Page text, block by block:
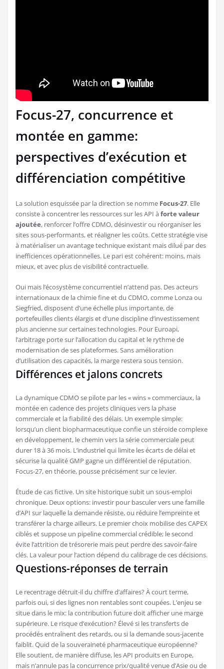
Focus-27, concurrence et
montée en gamme:
perspectives d’exécution et
différenciation compétitive
La solution esquissée par la direction se nomme Focus-27. Elle
consiste à concentrer les ressources sur les API àforte valeur
ajoutée, renforcer l’offre CDMO, désinvestir ou réorganiser les
sites sous-performants, et réaligner les coûts. Cette stratégie vise
à matérialiser un avantage technique existant mais dilué par des
inefficiences opérationnelles. Le pari est cohérent: moins, mais
mieux, et avec plus de visibilité contractuelle.
Oui mais l’écosystème concurrentiel n’attend pas. Des acteurs
internationaux de la chimie fine et du CDMO, comme Lonza ou
Siegfried, disposent d’une échelle plus importante, de
portefeuilles clients élargis et d’une discipline d’investissement
plus ancienne sur certaines technologies. Pour Euroapi,
l’arbitrage porte sur l’allocation du capital et le rythme de
modernisation de ses plateformes. Sans amélioration
d’utilisation des capacités, la marge restera sous tension.
Différences et jalons concrets
La dynamique CDMO se pilote par les « wins » commerciaux, la
montée en cadence des projets cliniques vers la phase
commerciale et la fiabilité des délais. Un exemple simple:
lorsqu’un client biopharmaceutique confie un stéroïde complexe
en développement, le chemin vers la série commerciale peut
durer 18 à 36 mois. L’industriel qui limite les écarts de délai et
sécurise la qualité GMP gagne un différentiel de réputation.
Focus-27, en théorie, pousse précisément sur ce levier.
Étude de cas fictive. Un site historique subit un sous-emploi
chronique. Deux options: investir pour basculer vers une famille
d’API sur laquelle la demande résiste, ou réduire l’empreinte et
transférer la charge ailleurs. Le premier choix mobilise des CAPEX
ciblés et suppose un pipeline commercial crédible; le second
évite l’attrition de trésorerie mais peut perdre des savoir-faire
clés. La valeur pour l’action dépend du calibrage de ces décisions.
Questions-réponses de terrain
Le recentrage détruit-il du chiffre d’affaires? À court terme,
parfois oui, si des lignes non rentables sont coupées. L’enjeu se
situe dans le mix: la contribution future doit afficher une marge
supérieure. Le risque d’exécution? Élevé si les transferts de
procédés entraînent des retards, ou si la demande sous-jacente
faiblit. Quid de la souveraineté pharmaceutique européenne?
Elle soutient, de manière diffuse, les API produits en Europe,
mais n’annule pas la concurrence prix/qualité venue d’Asie ou de